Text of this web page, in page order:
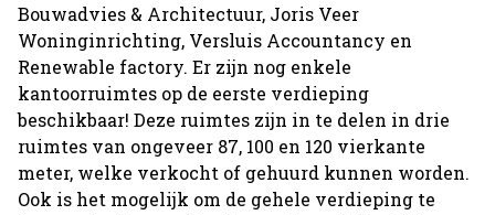
Bouwadvies & Architectuur, Joris Veer
Woninginrichting, Versluis Accountancy en
Renewable factory. Er zijn nog enkele
kantoorruimtes op de eerste verdieping
beschikbaar! Deze ruimtes zijn in te delen in drie
ruimtes van ongeveer 87, 100 en 120 vierkante
meter, welke verkocht of gehuurd kunnen worden.
Ook is het mogelijk om de gehele verdieping te